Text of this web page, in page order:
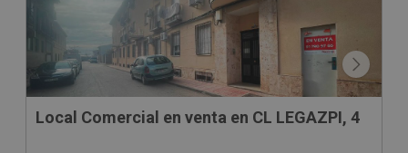
Local Comercial en venta en CL LEGAZPI, 4